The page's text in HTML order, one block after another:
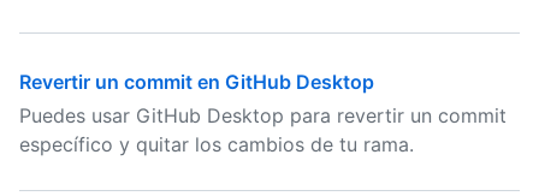
Revertir un commit en GitHub Desktop
Puedes usar GitHub Desktop para revertir un commit
específico y quitar los cambios de tu rama.